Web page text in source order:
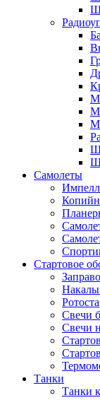
Самолеты
Стартовое
Накалы
Свечи
Свечи
Танки
Танки